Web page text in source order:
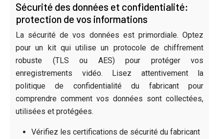
Sécurité des données et confidentialité:
protection de vos informations
La sécurité de vos données est primordiale. Optez
pour un kit qui utilise un protocole de chiffrement
robuste (TLS ou AES) pour protéger vos
enregistrements vidéo. Lisez attentivement la
politique de confidentialité du fabricant pour
comprendre comment vos données sont collectées,
utilisées et protégées.
Vérifiez les certifications de sécurité du fabricant